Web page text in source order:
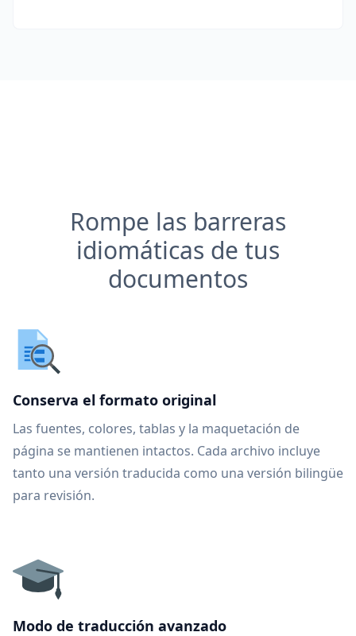
Rompe las barreras
idiomáticas de tus
documentos
Conserva el formato original
Las fuentes, colores, tablas y la maquetación de
página se mantienen intactos. Cada archivo incluye
tanto una versión traducida como una versión bilingüe
para revisión.
Modo de traducción avanzado